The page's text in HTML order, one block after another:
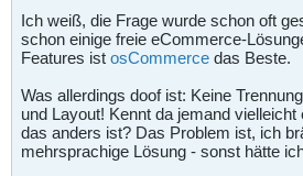
Ich weiß, die Frage wurde schon oft
schon einige freie eCommerce-
Features ist osCommerce das Beste.
Was allerdings doof ist: Keine
und Layout! Kennt da jemand
das anders ist? Das Problem ist, ich
mehrsprachige Lösung - sonst hätte